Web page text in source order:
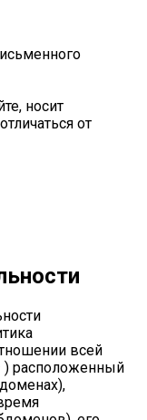
носит
от
всей
) расположенный